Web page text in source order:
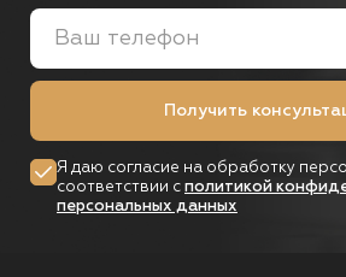
Получить
Я даю согласие на обработку
соответствии с политикой
персональных данных